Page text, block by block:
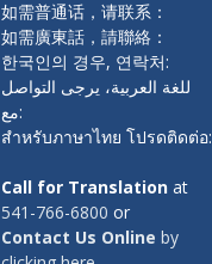
如需普通话，请联系：
如需廣東話，請聯絡：
한국인의 경우, 연락처:
للغة العربية، يرجى التواصل
مع:
สำหรับภาษาไทย โปรดติดต่อ:
Call for Translation at
541-766-6800 or
Contact Us Online by